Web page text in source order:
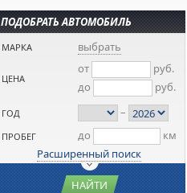
ПОДОБРАТЬ АВТОМОБИЛЬ
МАРКА выбрать
ЦЕНА
от
руб.
до
руб.
ГОД –
ПРОБЕГ до
км
Расширенный поиск
НАЙТИ